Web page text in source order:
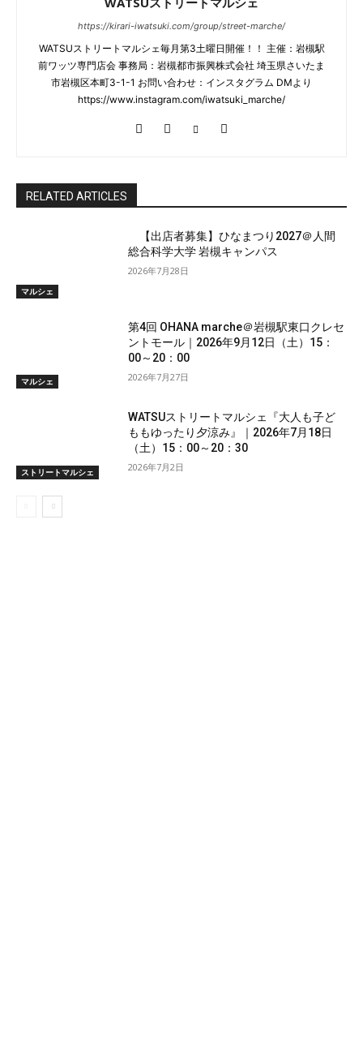
https://kirari-iwatsuki.com/group/street-marche/
WATSUストリートマルシェ毎月第3土曜日開催！！ 主催：岩槻駅
前ワッツ専門店会 事務局：岩槻都市振興株式会社 埼玉県さいたま
市岩槻区本町3-1-1 お問い合わせ：インスタグラム DMより
https://www.instagram.com/iwatsuki_marche/
RELATED ARTICLES
マルシェ
【出店者募集】ひなまつり2027＠人間
総合科学大学 岩槻キャンパス
2026年7月28日
マルシェ
第4回 OHANA marche＠岩槻駅東口クレセ
ントモール｜2026年9月12日（土）15：
00～20：00
2026年7月27日
ストリートマルシェ
WATSUストリートマルシェ『大人も子ど
ももゆったり夕涼み』｜2026年7月18日
（土）15：00～20：30
2026年7月2日